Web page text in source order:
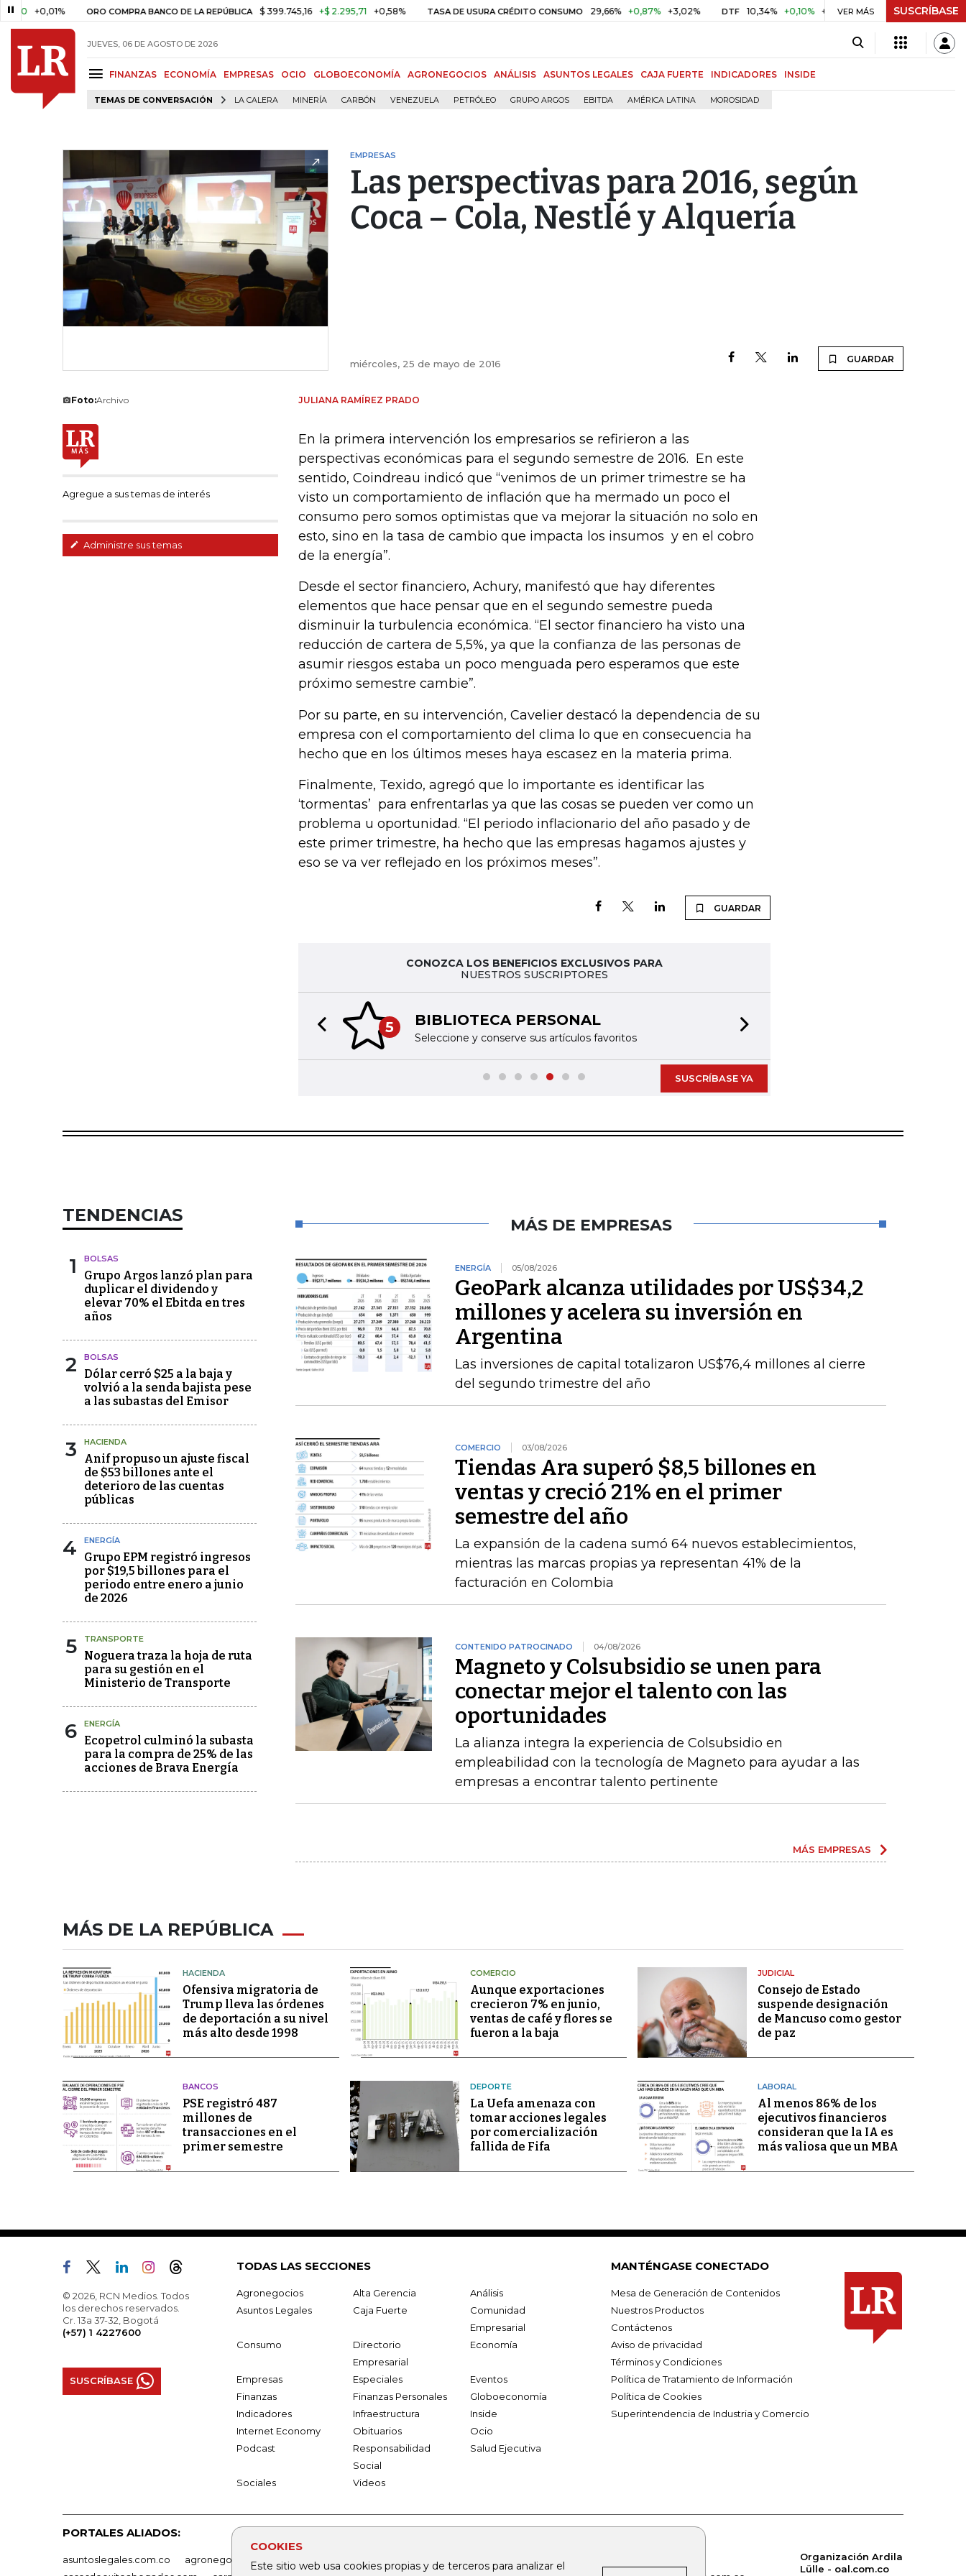
+0,01% ORO COMPRA BANCO DE LA REPÚBLICA $ 399.745,16 +$ 2.295,71 +0,58% TASA DE USURA CRÉDITO CONSUMO 29,66% +0,87% +3,02% DTF 10,34% +0,10% +0,98% UVR $ 416,86 +$ 0,05
VER MÁS SUSCRÍBASE
JUEVES, 06 DE AGOSTO DE 2026
FINANZAS ECONOMÍA EMPRESAS OCIO GLOBOECONOMÍA AGRONEGOCIOS ANÁLISIS ASUNTOS LEGALES CAJA FUERTE INDICADORES INSIDE
TEMAS DE CONVERSACIÓN LA CALERA MINERÍA CARBÓN VENEZUELA PETRÓLEO GRUPO ARGOS EBITDA AMÉRICA LATINA MOROSIDAD
COOKIES
Este sitio web usa cookies propias y de terceros para analizar el
EMPRESAS
Las perspectivas para 2016, según
Coca – Cola, Nestlé y Alquería
miércoles, 25 de mayo de 2016 GUARDAR
Foto:Archivo
Agregue a sus temas de interés
Administre sus temas
JULIANA RAMÍREZ PRADO
En la primera intervención los empresarios se refirieron a las
perspectivas económicas para el segundo semestre de 2016. En este
sentido, Coindreau indicó que “venimos de un primer trimestre se ha
visto un comportamiento de inflación que ha mermado un poco el
consumo pero somos optimistas que va mejorar la situación no solo en
esto, sino en la tasa de cambio que impacta los insumos y en el cobro
de la energía”.
Desde el sector financiero, Achury, manifestó que hay diferentes
elementos que hace pensar que en el segundo semestre pueda
disminuir la turbulencia económica. “El sector financiero ha visto una
reducción de cartera de 5,5%, ya que la confianza de las personas de
asumir riesgos estaba un poco menguada pero esperamos que este
próximo semestre cambie”.
Por su parte, en su intervención, Cavelier destacó la dependencia de su
empresa con el comportamiento del clima lo que en consecuencia ha
hecho que en los últimos meses haya escasez en la materia prima.
Finalmente, Texido, agregó que lo importante es identificar las
‘tormentas’ para enfrentarlas ya que las cosas se pueden ver como un
problema u oportunidad. “El periodo inflacionario del año pasado y de
este primer trimestre, ha hecho que las empresas hagamos ajustes y
eso se va ver reflejado en los próximos meses”.
GUARDAR
CONOZCA LOS BENEFICIOS EXCLUSIVOS PARA
NUESTROS SUSCRIPTORES
5 BIBLIOTECA PERSONAL
Seleccione y conserve sus artículos favoritos
Previous slide
SUSCRÍBASE YA
TENDENCIAS
1 BOLSAS
Grupo Argos lanzó plan para
duplicar el dividendo y
elevar 70% el Ebitda en tres
años
2 BOLSAS
Dólar cerró $25 a la baja y
volvió a la senda bajista pese
a las subastas del Emisor
3 HACIENDA
Anif propuso un ajuste fiscal
de $53 billones ante el
deterioro de las cuentas
públicas
4 ENERGÍA
Grupo EPM registró ingresos
por $19,5 billones para el
periodo entre enero a junio
de 2026
5 TRANSPORTE
Noguera traza la hoja de ruta
para su gestión en el
Ministerio de Transporte
6 ENERGÍA
Ecopetrol culminó la subasta
para la compra de 25% de las
acciones de Brava Energía
MÁS DE EMPRESAS
ENERGÍA 05/08/2026
GeoPark alcanza utilidades por US$34,2
millones y acelera su inversión en
Argentina
Las inversiones de capital totalizaron US$76,4 millones al cierre
del segundo trimestre del año
COMERCIO 03/08/2026
Tiendas Ara superó $8,5 billones en
ventas y creció 21% en el primer
semestre del año
La expansión de la cadena sumó 64 nuevos establecimientos,
mientras las marcas propias ya representan 41% de la
facturación en Colombia
CONTENIDO PATROCINADO 04/08/2026
Magneto y Colsubsidio se unen para
conectar mejor el talento con las
oportunidades
La alianza integra la experiencia de Colsubsidio en
empleabilidad con la tecnología de Magneto para ayudar a las
empresas a encontrar talento pertinente
MÁS EMPRESAS
MÁS DE LA REPÚBLICA
HACIENDA
Ofensiva migratoria de
Trump lleva las órdenes
de deportación a su nivel
más alto desde 1998
COMERCIO
Aunque exportaciones
crecieron 7% en junio,
ventas de café y flores se
fueron a la baja
JUDICIAL
Consejo de Estado
suspende designación
de Mancuso como gestor
de paz
BANCOS
PSE registró 487
millones de
transacciones en el
primer semestre
DEPORTE
La Uefa amenaza con
tomar acciones legales
por comercialización
fallida de Fifa
LABORAL
Al menos 86% de los
ejecutivos financieros
consideran que la IA es
más valiosa que un MBA
© 2026, RCN Medios. Todos
los derechos reservados.
Cr. 13a 37-32, Bogotá
(+57) 1 4227600
SUSCRÍBASE
TODAS LAS SECCIONES
Agronegocios Alta Gerencia
Análisis
Asuntos Legales
Caja Fuerte
Comunidad
Empresarial
Consumo
Directorio
Empresarial
Economía
Empresas Especiales
Eventos
Finanzas
Finanzas Personales
Globoeconomía
Indicadores
Infraestructura
Inside
Internet Economy
Obituarios
Ocio
Podcast
Responsabilidad
Social
Salud Ejecutiva
Sociales Videos
MANTÉNGASE CONECTADO
Mesa de Generación de Contenidos
Nuestros Productos
Contáctenos
Aviso de privacidad
Términos y Condiciones
Política de Tratamiento de Información
Política de Cookies
Superintendencia de Industria y Comercio
PORTALES ALIADOS:
asuntoslegales.com.co agronegocios.co empresas.larepublica.co firmasdeabogados.com
bolsaencolombia.com
Organización Ardila
Lülle - oal.com.co